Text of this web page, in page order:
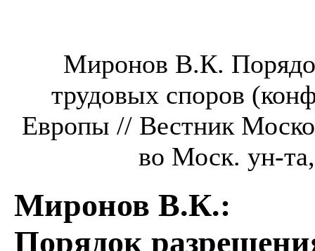
Миронов В.К.
трудовых споров
Европы // Вестник
во Моск. ун-
Миронов В.К.:
Порядок